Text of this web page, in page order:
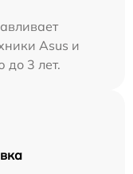
Asus и
до 3 лет.